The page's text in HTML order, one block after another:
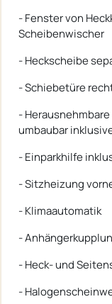
- Fenster von
Scheibenwischer
- Heckscheibe
- Schiebetüre
-
umbaubar
- Einparkhilfe
- Sitzheizung
- Klimaautomatik
-
- Heck- und
-